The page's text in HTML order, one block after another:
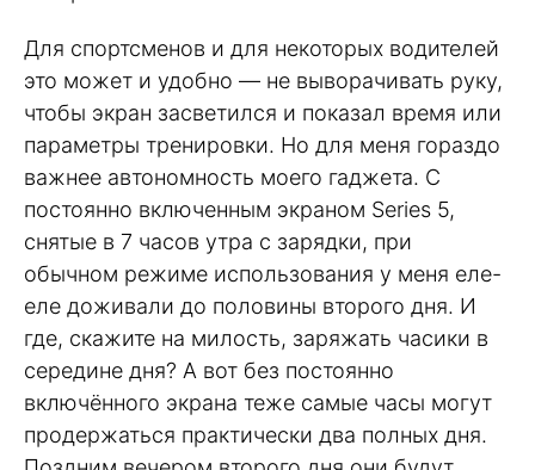
Для спортсменов и для некоторых водителей
это может и удобно — не выворачивать руку,
чтобы экран засветился и показал время или
параметры тренировки. Но для меня гораздо
важнее автономность моего гаджета. С
постоянно включенным экраном Series 5,
снятые в 7 часов утра с зарядки, при
обычном режиме использования у меня еле-
еле доживали до половины второго дня. И
где, скажите на милость, заряжать часики в
середине дня? А вот без постоянно
включённого экрана теже самые часы могут
продержаться практически два полных дня.